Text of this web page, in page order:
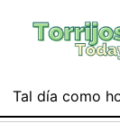
Tal día como